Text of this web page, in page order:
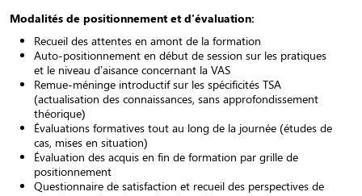
Modalités de positionnement et d'évaluation:
Recueil des attentes en amont de la formation
Auto-positionnement en début de session sur les pratiques
et le niveau d’aisance concernant la VAS
Remue-méninge introductif sur les spécificités TSA
(actualisation des connaissances, sans approfondissement
théorique)
Évaluations formatives tout au long de la journée (études de
cas, mises en situation)
Évaluation des acquis en fin de formation par grille de
positionnement
Questionnaire de satisfaction et recueil des perspectives de